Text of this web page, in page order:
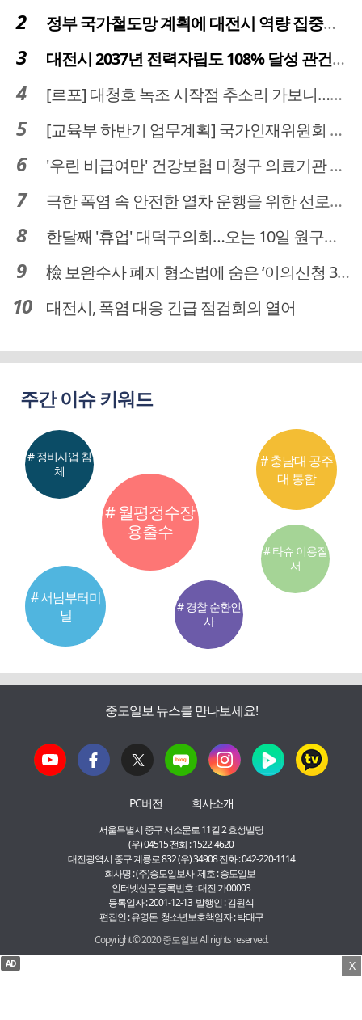
정부 국가철도망 계획에 대전시 역량 집중해야
대전시 2037년 전력자립도 108% 달성 관건은 '주민 수용성'
[르포] 대청호 녹조 시작점 추소리 가보니…걷어내도 짙은 초록빛
[교육부 하반기 업무계획] 국가인재위원회 신설… 거점국립대 3곳 성장엔진·AI 분야 패키지 지원
'우린 비급여만' 건강보험 미청구 의료기관 대전 65곳 충남 31곳
극한 폭염 속 안전한 열차 운행을 위한 선로관리
한달째 '휴업' 대덕구의회…오는 10일 원구성 다시 돌입
檢 보완수사 폐지 형소법에 숨은 ‘이의신청 3개월 제한’…황운하는 30일 추진
대전시, 폭염 대응 긴급 점검회의 열어
주간 이슈 키워드
# 월평정수장
용출수
# 서남부터미
널
# 충남대 공주
대 통합
# 정비사업 침
체
# 경찰 순환인
사
# 타슈 이용질
서
중도일보 뉴스를 만나보세요!
PC버전 회사소개
서울특별시 중구 서소문로 11길 2 효성빌딩
(우) 04515 전화 : 1522-4620
대전광역시 중구 계룡로 832 (우) 34908 전화 : 042-220-1114
회사명 : (주)중도일보사 제호 : 중도일보
인터넷신문 등록번호 : 대전 가00003
등록일자 : 2001-12-13 발행인 : 김원식
편집인 : 유영돈 청소년보호책임자 : 박태구
Copyright © 2020 중도일보 All rights reserved.
X
AD